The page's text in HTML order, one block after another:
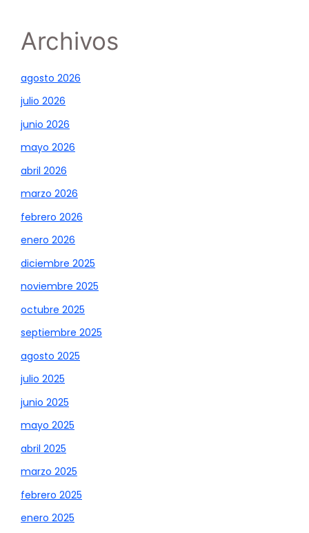
Archivos
agosto 2026
julio 2026
junio 2026
mayo 2026
abril 2026
marzo 2026
febrero 2026
enero 2026
diciembre 2025
noviembre 2025
octubre 2025
septiembre 2025
agosto 2025
julio 2025
junio 2025
mayo 2025
abril 2025
marzo 2025
febrero 2025
enero 2025